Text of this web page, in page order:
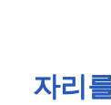
자리